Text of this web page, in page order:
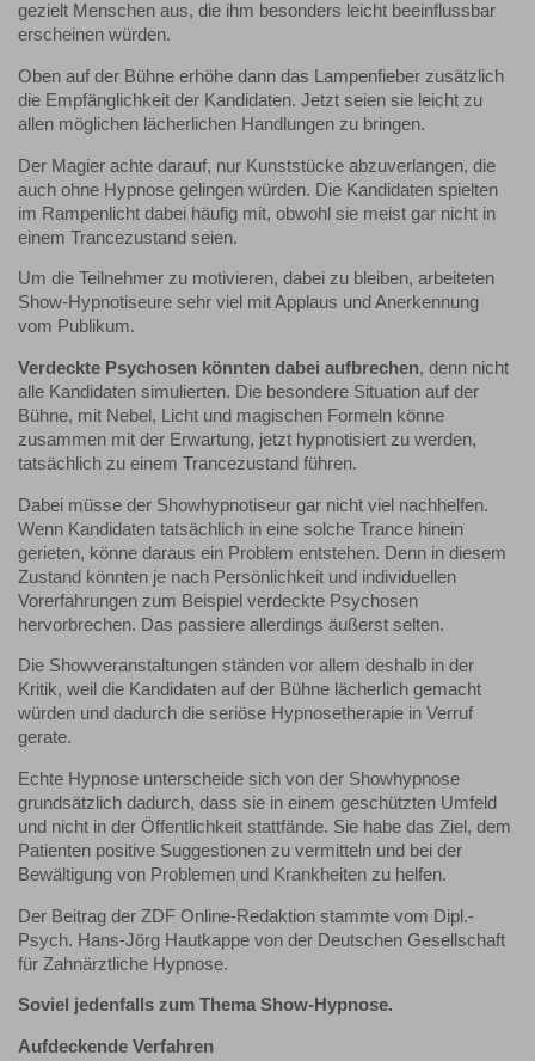
gezielt Menschen aus, die ihm besonders leicht beeinflussbar
erscheinen würden.
Oben auf der Bühne erhöhe dann das Lampenfieber zusätzlich
die Empfänglichkeit der Kandidaten. Jetzt seien sie leicht zu
allen möglichen lächerlichen Handlungen zu bringen.
Der Magier achte darauf, nur Kunststücke abzuverlangen, die
auch ohne Hypnose gelingen würden. Die Kandidaten spielten
im Rampenlicht dabei häufig mit, obwohl sie meist gar nicht in
einem Trancezustand seien.
Um die Teilnehmer zu motivieren, dabei zu bleiben, arbeiteten
Show-Hypnotiseure sehr viel mit Applaus und Anerkennung
vom Publikum.
Verdeckte Psychosen könnten dabei aufbrechen, denn nicht
alle Kandidaten simulierten. Die besondere Situation auf der
Bühne, mit Nebel, Licht und magischen Formeln könne
zusammen mit der Erwartung, jetzt hypnotisiert zu werden,
tatsächlich zu einem Trancezustand führen.
Dabei müsse der Showhypnotiseur gar nicht viel nachhelfen.
Wenn Kandidaten tatsächlich in eine solche Trance hinein
gerieten, könne daraus ein Problem entstehen. Denn in diesem
Zustand könnten je nach Persönlichkeit und individuellen
Vorerfahrungen zum Beispiel verdeckte Psychosen
hervorbrechen. Das passiere allerdings äußerst selten.
Die Showveranstaltungen ständen vor allem deshalb in der
Kritik, weil die Kandidaten auf der Bühne lächerlich gemacht
würden und dadurch die seriöse Hypnosetherapie in Verruf
gerate.
Echte Hypnose unterscheide sich von der Showhypnose
grundsätzlich dadurch, dass sie in einem geschützten Umfeld
und nicht in der Öffentlichkeit stattfände. Sie habe das Ziel, dem
Patienten positive Suggestionen zu vermitteln und bei der
Bewältigung von Problemen und Krankheiten zu helfen.
Der Beitrag der ZDF Online-Redaktion stammte vom Dipl.-
Psych. Hans-Jörg Hautkappe von der Deutschen Gesellschaft
für Zahnärztliche Hypnose.
Soviel jedenfalls zum Thema Show-Hypnose.
Aufdeckende Verfahren